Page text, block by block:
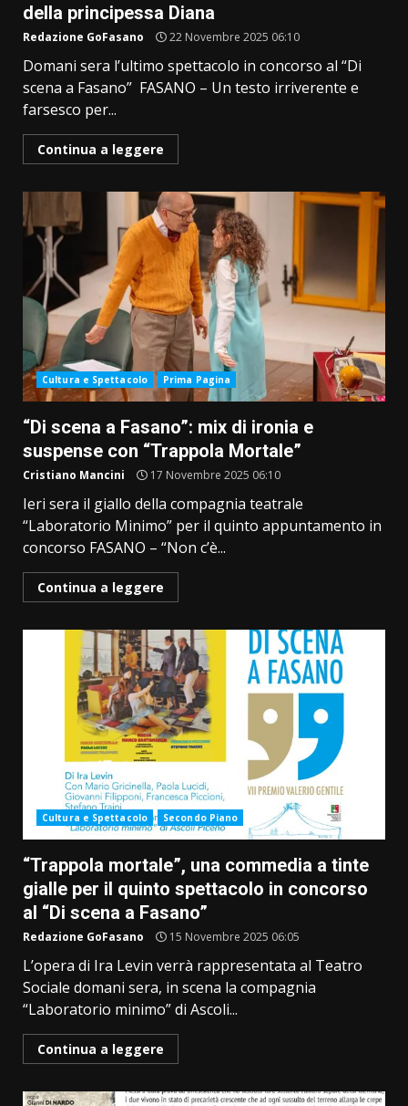
della principessa Diana
Redazione GoFasano 22 Novembre 2025 06:10
Domani sera l’ultimo spettacolo in concorso al “Di
scena a Fasano” FASANO – Un testo irriverente e
farsesco per...
Continua a leggere
Cultura e Spettacolo Prima Pagina
“Di scena a Fasano”: mix di ironia e
suspense con “Trappola Mortale”
Cristiano Mancini 17 Novembre 2025 06:10
Ieri sera il giallo della compagnia teatrale
“Laboratorio Minimo” per il quinto appuntamento in
concorso FASANO – “Non c’è...
Continua a leggere
Cultura e Spettacolo Secondo Piano
“Trappola mortale”, una commedia a tinte
gialle per il quinto spettacolo in concorso
al “Di scena a Fasano”
Redazione GoFasano 15 Novembre 2025 06:05
L’opera di Ira Levin verrà rappresentata al Teatro
Sociale domani sera, in scena la compagnia
“Laboratorio minimo” di Ascoli...
Continua a leggere